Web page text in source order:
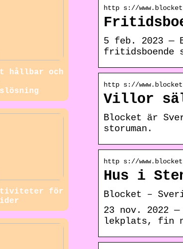
http s://
5 feb. 2023 —
fritidsboende
http s://
Villor
Blocket är
storuman.
http s://
Hus i
Blocket –
23 nov. 2022
lekplats, fin
hållbar och
för